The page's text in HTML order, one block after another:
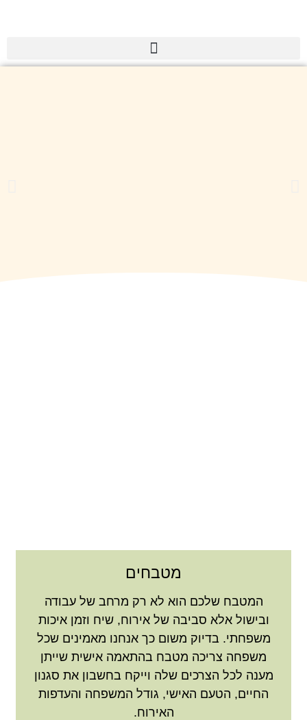
מטבחים
המטבח שלכם הוא לא רק מרחב של עבודה
ובישול אלא סביבה של אירוח, שיח וזמן איכות
משפחתי. בדיוק משום כך אנחנו מאמינים שכל
משפחה צריכה מטבח בהתאמה אישית שייתן
מענה לכל הצרכים שלה וייקח בחשבון את סגנון
החיים, הטעם האישי, גודל המשפחה והעדפות
האירוח.